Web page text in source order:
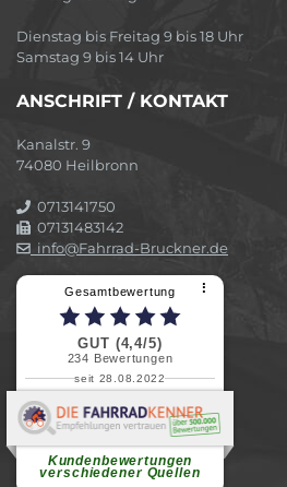
Dienstag bis Freitag 9 bis 18 Uhr
Samstag 9 bis 14 Uhr
ANSCHRIFT / KONTAKT
Kanalstr. 9
74080 Heilbronn
0713141750
07131483142
info@Fahrrad-Bruckner.de
Gesamtbewertung ⠇
GUT (4,4/5)
234 Bewertungen
seit 28.08.2022
Kundenbewertungen
verschiedener Quellen
Elvira B.
Superschnelle und freundliche
weiterlesen